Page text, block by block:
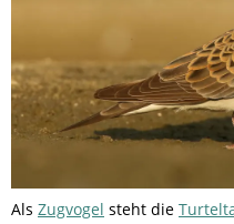
Als Zugvogel steht die